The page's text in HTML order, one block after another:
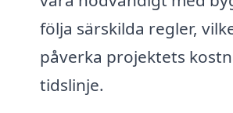
följa särskilda regler,
påverka projektets
tidslinje.